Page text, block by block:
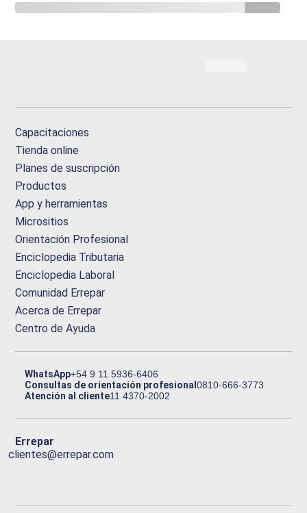
Capacitaciones
Tienda online
Planes de suscripción
Productos
App y herramientas
Micrositios
Orientación Profesional
Enciclopedia Tributaria
Enciclopedia Laboral
Comunidad Errepar
Acerca de Errepar
Centro de Ayuda
WhatsApp+54 9 11 5936-6406
Consultas de orientación profesional0810-666-3773
Atención al cliente11 4370-2002
Errepar
clientes@errepar.com